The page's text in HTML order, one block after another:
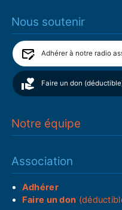
Nous soutenir
Adhérer à notre radio
Faire un don
Notre équipe
Association
Adhérer
Faire un don